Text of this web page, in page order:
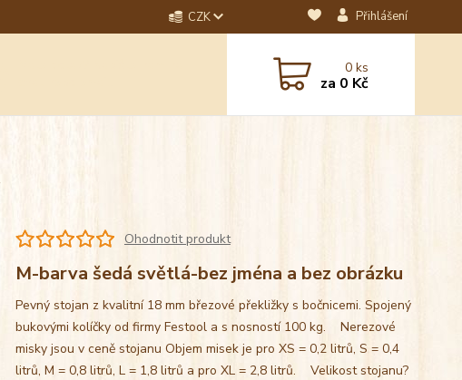
CZK Přihlášení
0ks
za 0 Kč
Ohodnotit produkt
M-barva šedá světlá-bez jména a bez obrázku
Pevný stojan z kvalitní 18 mm březové překližky s bočnicemi. Spojený
bukovými kolíčky od firmy Festool a s nosností 100 kg. Nerezové
misky jsou v ceně stojanu Objem misek je pro XS = 0,2 litrů, S = 0,4
litrů, M = 0,8 litrů, L = 1,8 litrů a pro XL = 2,8 litrů. Velikost stojanu?